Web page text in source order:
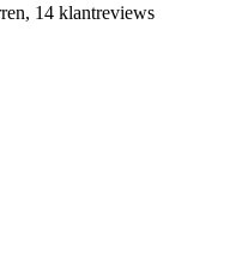
14 klantreviews